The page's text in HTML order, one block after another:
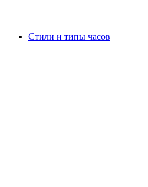
Стили и типы часов